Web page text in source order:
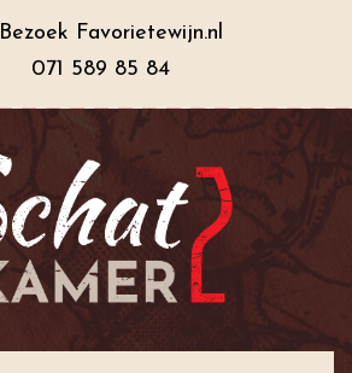
Bezoek Favorietewijn.nl
071 589 85 84